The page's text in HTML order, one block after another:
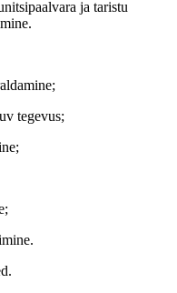
ja taristu
tegevus;